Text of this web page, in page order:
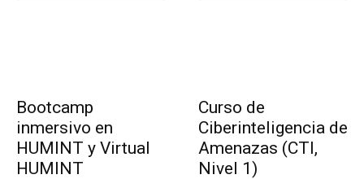
Bootcamp
inmersivo en
HUMINT y Virtual
HUMINT
Curso de
Ciberinteligencia de
Amenazas (CTI,
Nivel 1)